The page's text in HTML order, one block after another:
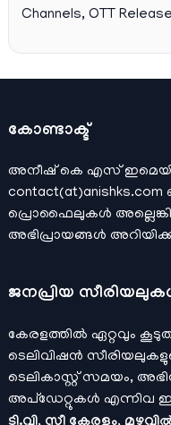
Channels, OTT
കോണ്ടാക്ട്
അനീഷ്‌ കെ എസ്
പ്രൊഫൈലുകള്‍
അഭിപ്രായങ്ങള്‍
ജനപ്രിയ
കേരളത്തിൽ ഏറ്റവും
ടെലിവിഷൻ
ടെലികാസ്റ്റ് സമയം,
അപ്ഡേറ്റുകൾ എന്നിവ